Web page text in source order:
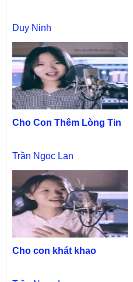
Duy Ninh
Cho Con Thêm Lòng Tin
Trần Ngọc Lan
Cho con khát khao